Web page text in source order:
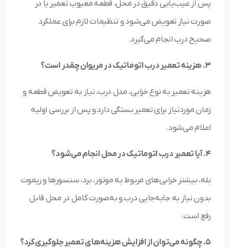
پس از عیب‌یابی دقیق در محل، قطعه معیوب تعمیر یا در
صورت نیاز تعویض می‌شود و تنظیمات لازم برای عملکرد
صحیح درب انجام می‌گیرد.
3. هزینه تعمیر درب اتوماتیک در مریوان چقدر است؟
هزینه تعمیر به نوع خرابی، مدل درب، نیاز به تعویض قطعه و
زمان موردنیاز برای تعمیر بستگی دارد و پس از بررسی اولیه
اعلام می‌شود.
4. آیا تعمیر درب اتوماتیک در محل انجام می‌شود؟
بله، بیشتر خرابی‌های مربوط به موتور، برد، سنسورها و ریموت
بدون نیاز به جابه‌جایی درب و به‌صورت کامل در محل قابل
رفع است.
5. چگونه می‌توان از افزایش هزینه‌های تعمیر جلوگیری کرد؟